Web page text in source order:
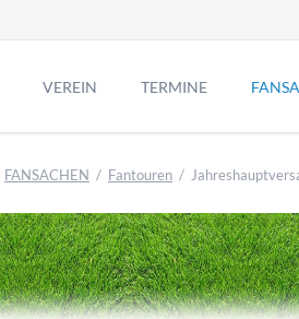
VEREIN TERMINE
FANSACHEN Fantouren